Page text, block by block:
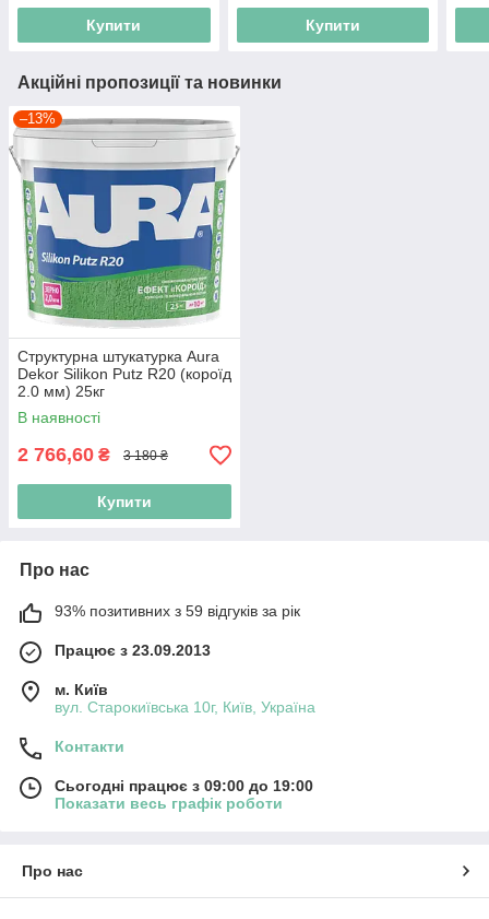
Купити Купити
Акційні пропозиції та новинки
–13%
Структурна штукатурка Aura
Dekor Silikon Putz R20 (короїд
2.0 мм) 25кг
В наявності
2 766,60 ₴ 3 180 ₴
Купити
Про нас
93% позитивних з 59 відгуків за рік
Працює з 23.09.2013
м. Київ
вул. Старокиївська 10г, Київ, Україна
Контакти
Сьогодні працює з 09:00 до 19:00
Показати весь графік роботи
Про нас